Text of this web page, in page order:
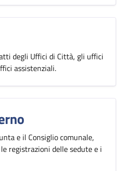
degli Uffici di Città, gli uffici
assistenziali.
e il Consiglio comunale,
registrazioni delle sedute e i